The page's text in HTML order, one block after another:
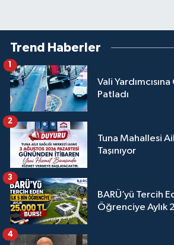
Trend Haberler
Vali
Patladı
1
Tuna Mahallesi
Taşınıyor
2
BARÜ’yü Tercih
Öğrenciye Aylık
3
4